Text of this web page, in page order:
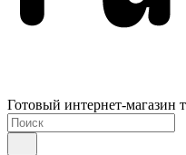
Готовый интернет-магазин